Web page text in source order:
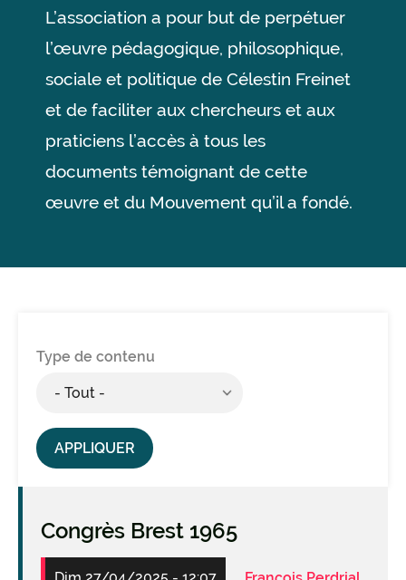
L’association a pour but de perpétuer
l’œuvre pédagogique, philosophique,
sociale et politique de Célestin Freinet
et de faciliter aux chercheurs et aux
praticiens l’accès à tous les
documents témoignant de cette
œuvre et du Mouvement qu’il a fondé.
Type de contenu
Congrès Brest 1965